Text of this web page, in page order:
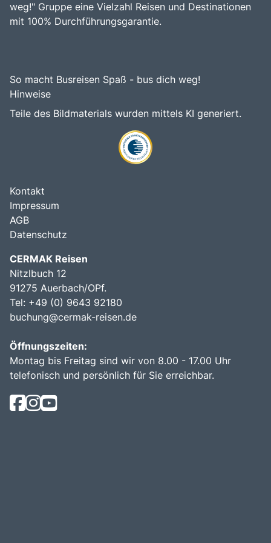
weg!" Gruppe eine Vielzahl Reisen und Destinationen
mit 100% Durchführungsgarantie.
So macht Busreisen Spaß - bus dich weg!
Hinweise
Teile des Bildmaterials wurden mittels KI generiert.
Kontakt
Impressum
AGB
Datenschutz
CERMAK Reisen
Nitzlbuch 12
91275 Auerbach/OPf.
Tel: +49 (0) 9643 92180
buchung@cermak-reisen.de
Öffnungszeiten:
Montag bis Freitag sind wir von 8.00 - 17.00 Uhr
telefonisch und persönlich für Sie erreichbar.